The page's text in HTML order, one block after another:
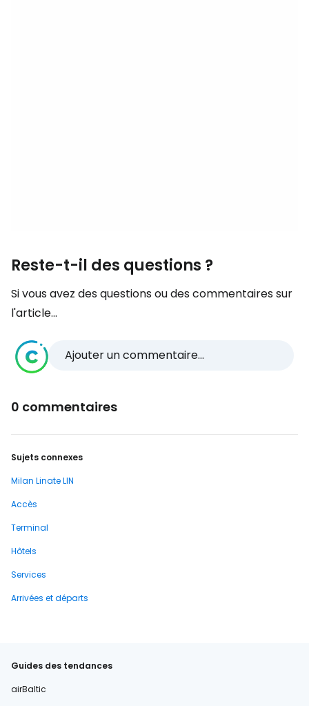
Reste-t-il des questions ?
Si vous avez des questions ou des commentaires sur
l'article...
Ajouter un commentaire...
0 commentaires
Sujets connexes
Milan Linate LIN
Accès
Terminal
Hôtels
Services
Arrivées et départs
Guides des tendances
airBaltic